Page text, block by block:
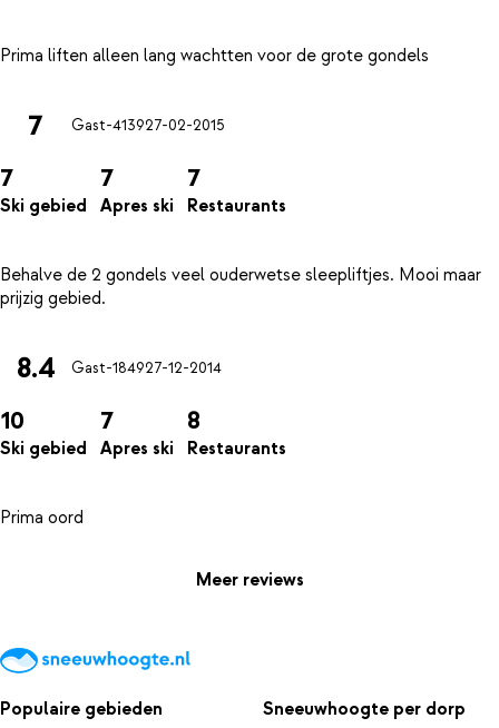
7 Gast-413927-02-2015
7
Ski gebied
7
Apres ski
7
Restaurants
Behalve de 2 gondels veel ouderwetse sleepliftjes. Mooi maar
8.4 Gast-184927-12-2014
10
Ski gebied
7
Apres ski
8
Restaurants
Meer reviews
Populaire gebieden Sneeuwhoogte per dorp